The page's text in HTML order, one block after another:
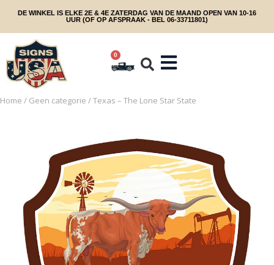
DE WINKEL IS ELKE 2E & 4E ZATERDAG VAN DE MAAND OPEN VAN 10-16
UUR (OF OP AFSPRAAK - BEL 06-33711801)
0
Home / Geen categorie / Texas – The Lone Star State